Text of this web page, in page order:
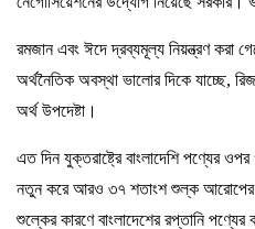
রমজান এবং ঈদে দ্রব্যমূল্য নিয়ন্ত্রণ করা
অর্থনৈতিক অবস্থা ভালোর দিকে যাচ্ছে,
অর্থ উপদেষ্টা।
এত দিন যুক্তরাষ্ট্রে বাংলাদেশি পণ্যের
নতুন করে আরও ৩৭ শতাংশ শুল্ক আরোপের
শুল্কের কারণে বাংলাদেশের রপ্তানি